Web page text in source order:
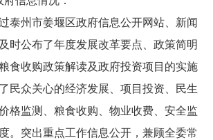
泰州市姜堰区政府信息公开网站、新闻
时公布了年度发展改革要点、政策简明
食收购政策解读及政府投资项目的实施
民众关心的经济发展、项目投资、民生
格监测、粮食收购、物业收费、安全监
。突出重点工作信息公开，兼顾全委常